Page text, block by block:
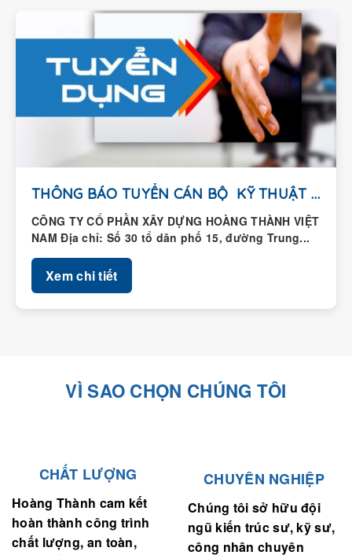
THÔNG BÁO TUYỂN CÁN BỘ KỸ THUẬT HIỆN...
CÔNG TY CỔ PHẦN XÂY DỰNG HOÀNG THÀNH VIỆT
NAM Địa chỉ: Số 30 tổ dân phố 15, đường Trung...
Xem chi tiết
VÌ SAO CHỌN CHÚNG TÔI
CHẤT LƯỢNG
Hoàng Thành cam kết
hoàn thành công trình
chất lượng, an toàn,
CHUYÊN NGHIỆP
Chúng tôi sở hữu đội
ngũ kiến trúc sư, kỹ sư,
công nhân chuyên